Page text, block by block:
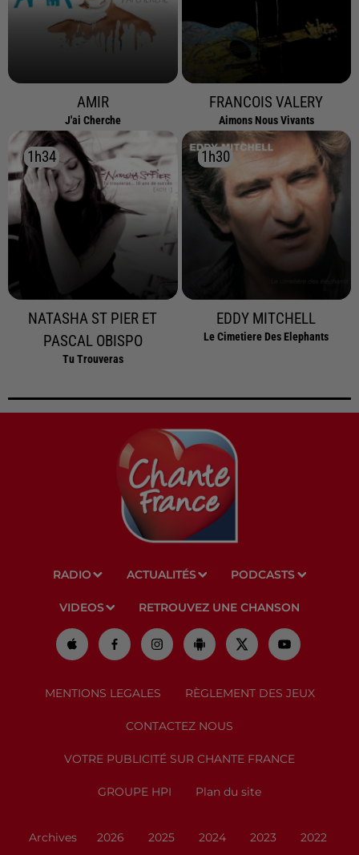
AMIR
J'ai Cherche
FRANCOIS VALERY
Aimons Nous Vivants
1h34
1h34
NATASHA ST PIER ET
PASCAL OBISPO
Tu Trouveras
1h30
1h30
EDDY MITCHELL
Le Cimetiere Des Elephants
RADIO ACTUALITÉS PODCASTS
VIDEOS RETROUVEZ UNE CHANSON
MENTIONS LEGALES RÈGLEMENT DES JEUX
CONTACTEZ NOUS
VOTRE PUBLICITÉ SUR CHANTE FRANCE
GROUPE HPI Plan du site
Archives 2026 2025 2024 2023 2022